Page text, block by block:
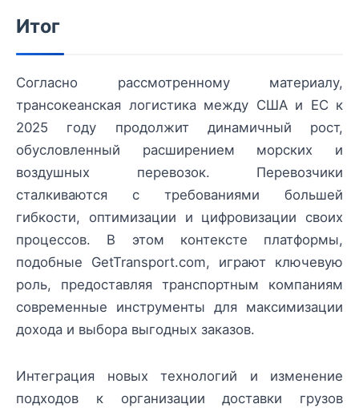
Итог
Согласно рассмотренному материалу,
трансокеанская логистика между США и ЕС к
2025 году продолжит динамичный рост,
обусловленный расширением морских и
воздушных перевозок. Перевозчики
сталкиваются с требованиями большей
гибкости, оптимизации и цифровизации своих
процессов. В этом контексте платформы,
подобные GetTransport.com, играют ключевую
роль, предоставляя транспортным компаниям
современные инструменты для максимизации
дохода и выбора выгодных заказов.
Интеграция новых технологий и изменение
подходов к организации доставки грузов